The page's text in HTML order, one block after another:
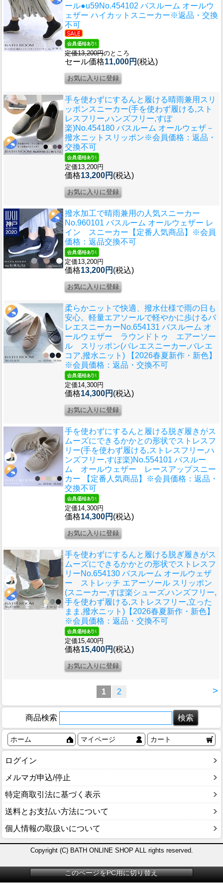
ール●u59No.454102 バスルーム オールウ
ェザー ハイカットスニーカー※返品・交換
不可
定価13,200円のところ
セール価格11,000円 (税込)
手を使わずにするんと履ける晴雨兼用スリ
ッポンスニーカー(手を使わず履ける,スト
レスフリー,ハンズフリー,すぽ
楽)No.454180 バスルーム オールウェザ－
撥水ニットスリッポン※会員価格：返品・
交換不可
定価13,200円
価格13,200円 (税込)
撥水加工で晴雨兼用の人気スニーカー
No.960101 バスルーム オールウェザー レ
イン スニーカー【定番人気商品】※会員
価格：返品交換不可
定価13,200円
価格13,200円 (税込)
柔らかニットで快適、撥水仕様で雨の日も
安心。軽量エアソールで軽やかに歩けるバ
レエスニーカーNo.654131 バスルーム オ
ールウェザー ラウンドトゥ エアーソー
ル スリッポン(バレエスニーカー,バレエ
コア,撥水ニット) 【2026春夏新作・新色】
※会員価格：返品・交換不可
定価14,300円
価格14,300円 (税込)
手を使わずにするんと履ける脱ぎ履きがス
ムーズにできるかかとの形状でストレスフ
リー(手を使わず履ける,ストレスフリー,ハ
ンズフリー,すぽ楽)No.554101 バスルー
ム オールウェザー レースアップスニー
カー 【定番人気商品】※会員価格：返品・
交換不可
定価14,300円
価格14,300円 (税込)
手を使わずにするんと履ける脱ぎ履きがス
ムーズにできるかかとの形状でストレスフ
リーNo.654130 バスルーム オールウェザ
ー ストレッチ エアーソール スリッポン
(スニーカー,すぽ楽シューズ,ハンズフリー,
手を使わず履ける,ストレスフリー,立った
まま,撥水ニット)【2026春夏新作・新色】
※会員価格：返品・交換不可
定価15,400円
価格15,400円 (税込)
>
1 2
商品検索
ホーム マイページ カート
ログイン
メルマガ申込/停止
特定商取引法に基づく表示
送料とお支払い方法について
個人情報の取扱いについて
Copyright (C) BATH ONLINE SHOP ALL rights reserved.
このページをPC用に切り替え